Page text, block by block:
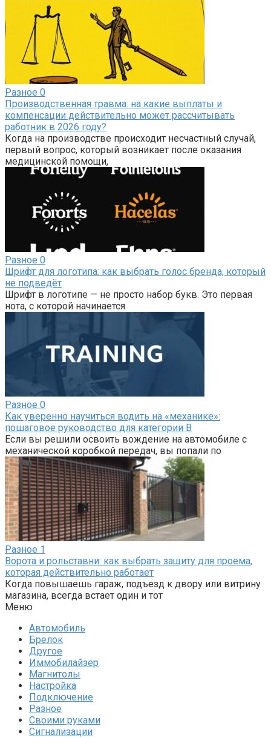
Разное 0
Производственная травма: на какие выплаты и
компенсации действительно может рассчитывать
работник в 2026 году?
Когда на производстве происходит несчастный случай,
первый вопрос, который возникает после оказания
медицинской помощи,
Разное 0
Шрифт для логотипа: как выбрать голос бренда, который
не подведёт
Шрифт в логотипе — не просто набор букв. Это первая
нота, с которой начинается
Разное 0
Как уверенно научиться водить на «механике»:
пошаговое руководство для категории B
Если вы решили освоить вождение на автомобиле с
механической коробкой передач, вы попали по
Разное 1
Ворота и рольставни: как выбрать защиту для проема,
которая действительно работает
Когда повышаешь гараж, подъезд к двору или витрину
магазина, всегда встает один и тот
Меню
Автомобиль
Брелок
Другое
Иммобилайзер
Магнитолы
Настройка
Подключение
Разное
Своими руками
Сигнализации